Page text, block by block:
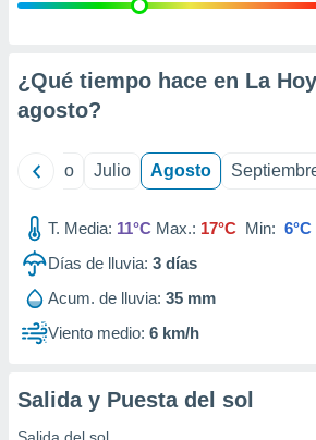
e
mediante
de
1199
¿Qué tiempo hace en La
agosto?
Junio Julio Agosto
T. Media: 11°C Max.: 17°C Min: 6°C
Días de lluvia: 3 días
Acum. de lluvia: 35 mm
Viento medio: 6 km/h
Salida y Puesta del sol